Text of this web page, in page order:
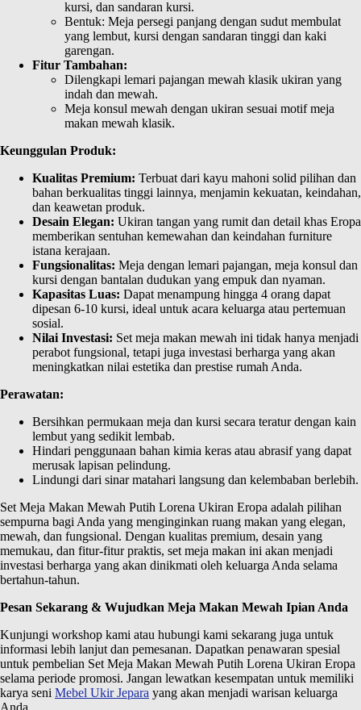
kursi, dan sandaran kursi.
Bentuk: Meja persegi panjang dengan sudut membulat
yang lembut, kursi dengan sandaran tinggi dan kaki
garengan.
Fitur Tambahan:
Dilengkapi lemari pajangan mewah klasik ukiran yang
indah dan mewah.
Meja konsul mewah dengan ukiran sesuai motif meja
makan mewah klasik.
Keunggulan Produk:
Kualitas Premium: Terbuat dari kayu mahoni solid pilihan dan
bahan berkualitas tinggi lainnya, menjamin kekuatan, keindahan,
dan keawetan produk.
Desain Elegan: Ukiran tangan yang rumit dan detail khas Eropa
memberikan sentuhan kemewahan dan keindahan furniture
istana kerajaan.
Fungsionalitas: Meja dengan lemari pajangan, meja konsul dan
kursi dengan bantalan dudukan yang empuk dan nyaman.
Kapasitas Luas: Dapat menampung hingga 4 orang dapat
dipesan 6-10 kursi, ideal untuk acara keluarga atau pertemuan
sosial.
Nilai Investasi: Set meja makan mewah ini tidak hanya menjadi
perabot fungsional, tetapi juga investasi berharga yang akan
meningkatkan nilai estetika dan prestise rumah Anda.
Perawatan:
Bersihkan permukaan meja dan kursi secara teratur dengan kain
lembut yang sedikit lembab.
Hindari penggunaan bahan kimia keras atau abrasif yang dapat
merusak lapisan pelindung.
Lindungi dari sinar matahari langsung dan kelembaban berlebih.
Set Meja Makan Mewah Putih Lorena Ukiran Eropa adalah pilihan
sempurna bagi Anda yang menginginkan ruang makan yang elegan,
mewah, dan fungsional. Dengan kualitas premium, desain yang
memukau, dan fitur-fitur praktis, set meja makan ini akan menjadi
investasi berharga yang akan dinikmati oleh keluarga Anda selama
bertahun-tahun.
Pesan Sekarang & Wujudkan Meja Makan Mewah Ipian Anda
Kunjungi workshop kami atau hubungi kami sekarang juga untuk
informasi lebih lanjut dan pemesanan. Dapatkan penawaran spesial
untuk pembelian Set Meja Makan Mewah Putih Lorena Ukiran Eropa
selama periode promosi. Jangan lewatkan kesempatan untuk memiliki
karya seni Mebel Ukir Jepara yang akan menjadi warisan keluarga
Anda.